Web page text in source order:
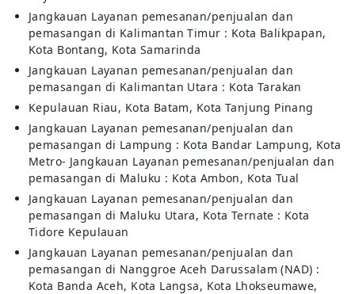
Jangkauan Layanan pemesanan/penjualan dan
pemasangan di Kalimantan Timur : Kota Balikpapan,
Kota Bontang, Kota Samarinda
Jangkauan Layanan pemesanan/penjualan dan
pemasangan di Kalimantan Utara : Kota Tarakan
Kepulauan Riau, Kota Batam, Kota Tanjung Pinang
Jangkauan Layanan pemesanan/penjualan dan
pemasangan di Lampung : Kota Bandar Lampung, Kota
Metro- Jangkauan Layanan pemesanan/penjualan dan
pemasangan di Maluku : Kota Ambon, Kota Tual
Jangkauan Layanan pemesanan/penjualan dan
pemasangan di Maluku Utara, Kota Ternate : Kota
Tidore Kepulauan
Jangkauan Layanan pemesanan/penjualan dan
pemasangan di Nanggroe Aceh Darussalam (NAD) :
Kota Banda Aceh, Kota Langsa, Kota Lhokseumawe,